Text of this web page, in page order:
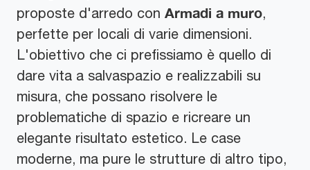
proposte d'arredo con Armadi a muro,
perfette per locali di varie dimensioni.
L'obiettivo che ci prefissiamo è quello di
dare vita a salvaspazio e realizzabili su
misura, che possano risolvere le
problematiche di spazio e ricreare un
elegante risultato estetico. Le case
moderne, ma pure le strutture di altro tipo,